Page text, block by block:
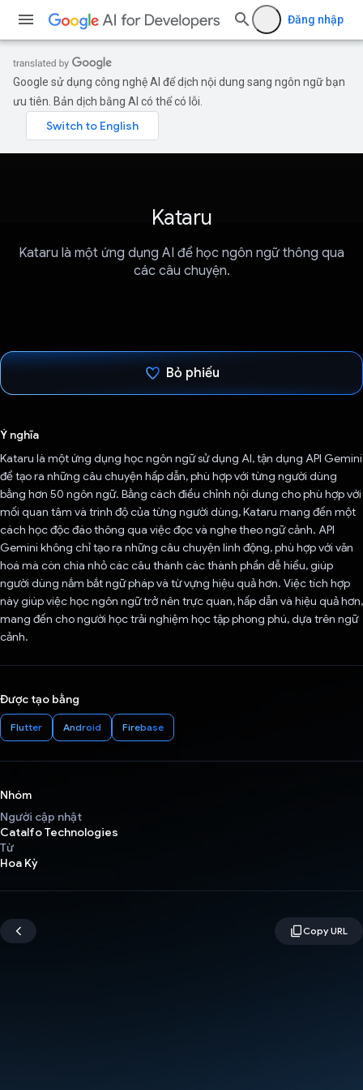
Đăng nhập
Google sử dụng công nghệ AI để dịch nội dung sang ngôn ngữ bạn
ưu tiên. Bản dịch bằng AI có thể có lỗi.
Kataru
Kataru là một ứng dụng AI để học ngôn ngữ thông qua
các câu chuyện.
Bỏ phiếu
Ý nghĩa
Kataru là một ứng dụng học ngôn ngữ sử dụng AI, tận dụng API Gemini
để tạo ra những câu chuyện hấp dẫn, phù hợp với từng người dùng
bằng hơn 50 ngôn ngữ. Bằng cách điều chỉnh nội dung cho phù hợp với
mối quan tâm và trình độ của từng người dùng, Kataru mang đến một
cách học độc đáo thông qua việc đọc và nghe theo ngữ cảnh. API
Gemini không chỉ tạo ra những câu chuyện linh động, phù hợp với văn
hoá mà còn chia nhỏ các câu thành các thành phần dễ hiểu, giúp
người dùng nắm bắt ngữ pháp và từ vựng hiệu quả hơn. Việc tích hợp
này giúp việc học ngôn ngữ trở nên trực quan, hấp dẫn và hiệu quả hơn,
mang đến cho người học trải nghiệm học tập phong phú, dựa trên ngữ
cảnh.
Được tạo bằng
Flutter Android Firebase
Nhóm
Người cập nhật
Catalfo Technologies
Từ
Hoa Kỳ